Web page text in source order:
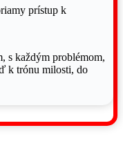
prístup k
s každým problémom,
k trónu milosti, do